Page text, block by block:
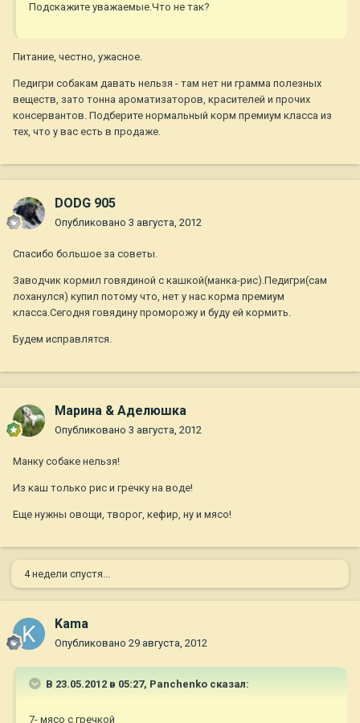
Подскажите уважаемые.Что не так?
Питание, честно, ужасное.
Педигри собакам давать нельзя - там нет ни грамма полезных
веществ, зато тонна ароматизаторов, красителей и прочих
консервантов. Подберите нормальный корм премиум класса из
тех, что у вас есть в продаже.
DODG 905
Опубликовано 3 августа, 2012
Спасибо большое за советы.
Заводчик кормил говядиной с кашкой(манка-рис).Педигри(сам
лоханулся) купил потому что, нет у нас корма премиум
класса.Сегодня говядину проморожу и буду ей кормить.
Будем исправлятся.
Марина & Аделюшка
Опубликовано 3 августа, 2012
Манку собаке нельзя!
Из каш только рис и гречку на воде!
Еще нужны овощи, творог, кефир, ну и мясо!
4 недели спустя...
Kama
Опубликовано 29 августа, 2012
В 23.05.2012 в 05:27, Panchenko сказал:
7- мясо с гречкой